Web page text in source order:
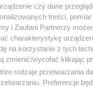
czy dane
treści,
i Zaufani Partnerzy
charakterystykę
na korzystanie z tych
zmienić/wycofać klikając
rodzaje przetwarzania
Preferencje